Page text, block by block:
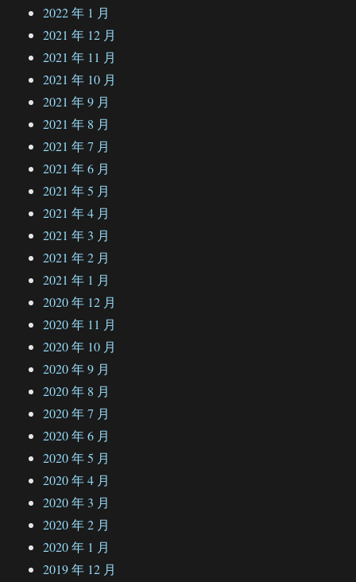
2022 年 1 月
2021 年 12 月
2021 年 11 月
2021 年 10 月
2021 年 9 月
2021 年 8 月
2021 年 7 月
2021 年 6 月
2021 年 5 月
2021 年 4 月
2021 年 3 月
2021 年 2 月
2021 年 1 月
2020 年 12 月
2020 年 11 月
2020 年 10 月
2020 年 9 月
2020 年 8 月
2020 年 7 月
2020 年 6 月
2020 年 5 月
2020 年 4 月
2020 年 3 月
2020 年 2 月
2020 年 1 月
2019 年 12 月